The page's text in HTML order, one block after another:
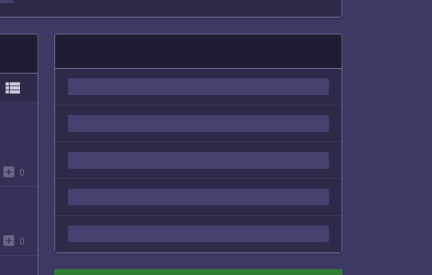

add_box 0
add_box 0